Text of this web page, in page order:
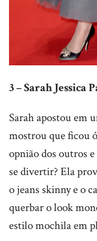
3 – Sarah Jessica
Sarah apostou em
mostrou que ficou
opnião dos outros
se divertir? Ela
o jeans skinny e o
querbar o look
estilo mochila em